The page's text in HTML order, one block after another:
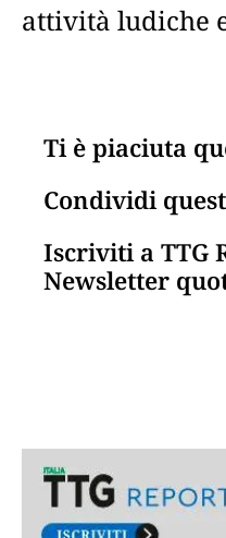
attività ludiche
Ti è piaciuta
Condividi
Iscriviti a TTG
Newsletter